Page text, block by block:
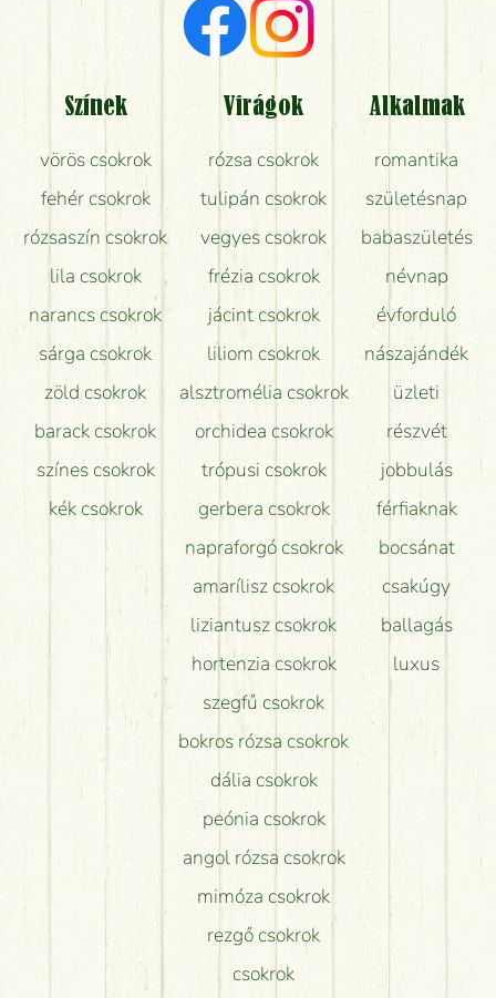
Milyen visszajelzést kapok a virágküldésről?
Tényleg azt kapom, ami a képen van?
Mit kell tudni a virágcsokrok szállításáról?
Hogy marad a lehető legtovább friss a csokor?
Tudok adventi koszorút vásárolni boltban?
Színek
vörös csokrok
fehér csokrok
rózsaszín csokrok
lila csokrok
narancs csokrok
sárga csokrok
zöld csokrok
barack csokrok
színes csokrok
kék csokrok
Virágok
rózsa csokrok
tulipán csokrok
vegyes csokrok
frézia csokrok
jácint csokrok
liliom csokrok
alsztromélia csokrok
orchidea csokrok
trópusi csokrok
gerbera csokrok
napraforgó csokrok
amarílisz csokrok
liziantusz csokrok
hortenzia csokrok
szegfű csokrok
bokros rózsa csokrok
dália csokrok
peónia csokrok
angol rózsa csokrok
mimóza csokrok
rezgő csokrok
csokrok
Alkalmak
romantika
születésnap
babaszületés
névnap
évforduló
nászajándék
üzleti
részvét
jobbulás
férfiaknak
bocsánat
csakúgy
ballagás
luxus